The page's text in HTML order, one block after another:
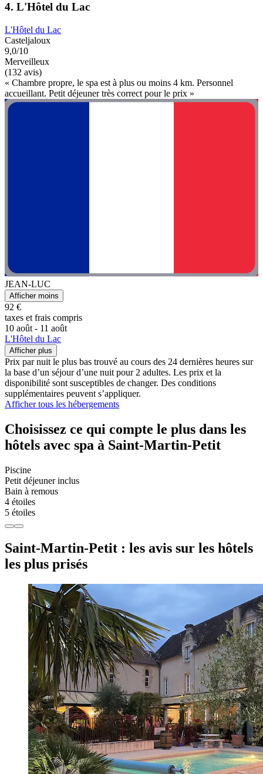
4. L'Hôtel du Lac
L'Hôtel du Lac
Casteljaloux
9,0/10
Merveilleux
(132 avis)
« Chambre propre, le spa est à plus ou moins 4 km. Personnel
accueillant. Petit déjeuner très correct pour le prix »
JEAN-LUC
Afficher moins
92 €
taxes et frais compris
10 août - 11 août
L'Hôtel du Lac
Afficher plus
Prix par nuit le plus bas trouvé au cours des 24 dernières heures sur
la base d’un séjour d’une nuit pour 2 adultes. Les prix et la
disponibilité sont susceptibles de changer. Des conditions
supplémentaires peuvent s’appliquer.
Afficher tous les hébergements
Choisissez ce qui compte le plus dans les
hôtels avec spa à Saint-Martin-Petit
Piscine
Petit déjeuner inclus
Bain à remous
4 étoiles
5 étoiles
Saint-Martin-Petit : les avis sur les hôtels
les plus prisés